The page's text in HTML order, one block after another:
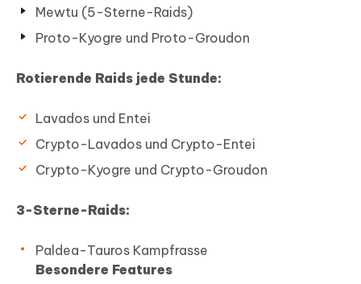
Mewtu (5-Sterne-Raids)
Proto-Kyogre und Proto-Groudon
Rotierende Raids jede Stunde:
Lavados und Entei
Crypto-Lavados und Crypto-Entei
Crypto-Kyogre und Crypto-Groudon
3-Sterne-Raids:
Paldea-Tauros Kampfrasse
Besondere Features